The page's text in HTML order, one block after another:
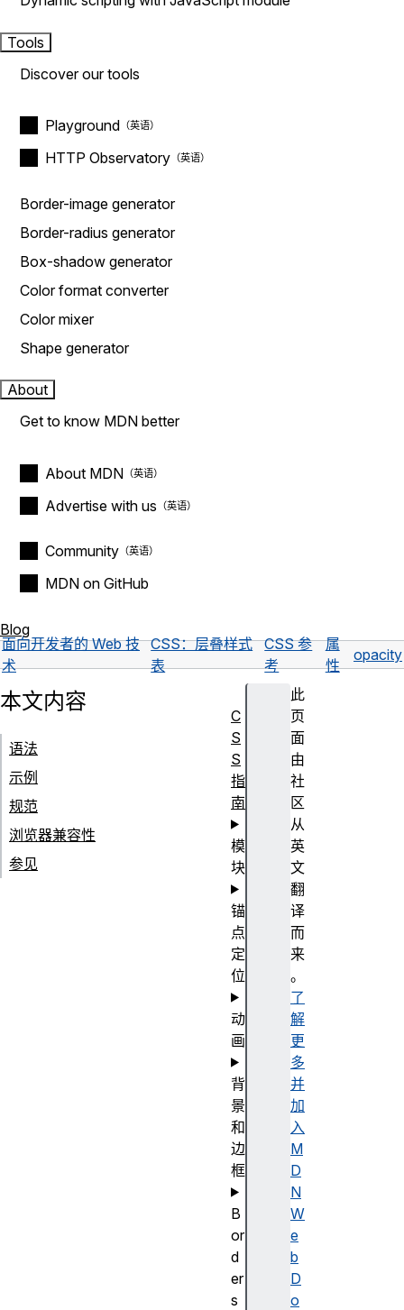
Tools
Discover our tools
Playground
HTTP Observatory
Border-image generator
Border-radius generator
Box-shadow generator
Color format converter
Color mixer
Shape generator
About
Get to know MDN better
About MDN
Advertise with us
Community
MDN on GitHub
Blog
面向开发者的 Web 技
术
CSS：层叠样式
表
CSS 参
考
属
性
opacity
此
页
面
由
社
区
从
英
文
翻
译
而
来
。
了
解
更
多
并
加
入
M
D
N
W
e
b
D
o
本文内容
语法
示例
规范
浏览器兼容性
参见
C
S
S
指
南
模
块
锚
点
定
位
动
画
背
景
和
边
框
B
or
d
er
s